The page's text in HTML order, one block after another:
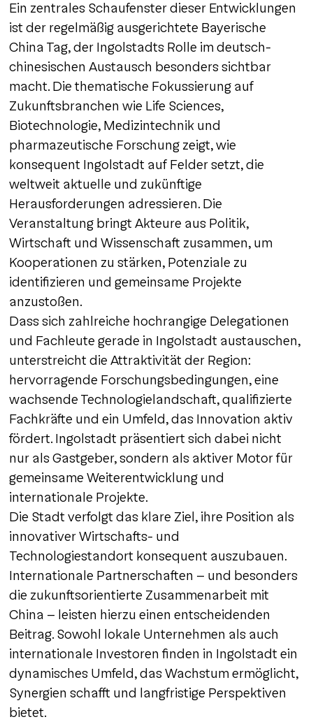
Ein zentrales Schaufenster dieser Entwicklungen
ist der regelmäßig ausgerichtete Bayerische
China Tag, der Ingolstadts Rolle im deutsch-
chinesischen Austausch besonders sichtbar
macht. Die thematische Fokussierung auf
Zukunftsbranchen wie Life Sciences,
Biotechnologie, Medizintechnik und
pharmazeutische Forschung zeigt, wie
konsequent Ingolstadt auf Felder setzt, die
weltweit aktuelle und zukünftige
Herausforderungen adressieren. Die
Veranstaltung bringt Akteure aus Politik,
Wirtschaft und Wissenschaft zusammen, um
Kooperationen zu stärken, Potenziale zu
identifizieren und gemeinsame Projekte
anzustoßen.
Dass sich zahlreiche hochrangige Delegationen
und Fachleute gerade in Ingolstadt austauschen,
unterstreicht die Attraktivität der Region:
hervorragende Forschungsbedingungen, eine
wachsende Technologielandschaft, qualifizierte
Fachkräfte und ein Umfeld, das Innovation aktiv
fördert. Ingolstadt präsentiert sich dabei nicht
nur als Gastgeber, sondern als aktiver Motor für
gemeinsame Weiterentwicklung und
internationale Projekte.
Die Stadt verfolgt das klare Ziel, ihre Position als
innovativer Wirtschafts- und
Technologiestandort konsequent auszubauen.
Internationale Partnerschaften – und besonders
die zukunftsorientierte Zusammenarbeit mit
China – leisten hierzu einen entscheidenden
Beitrag. Sowohl lokale Unternehmen als auch
internationale Investoren finden in Ingolstadt ein
dynamisches Umfeld, das Wachstum ermöglicht,
Synergien schafft und langfristige Perspektiven
bietet.